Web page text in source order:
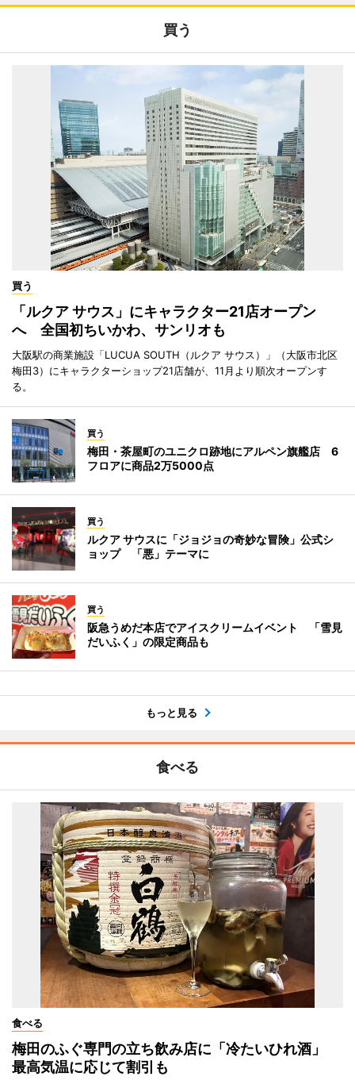
買う
買う
「ルクア サウス」にキャラクター21店オープン
へ 全国初ちいかわ、サンリオも
大阪駅の商業施設「LUCUA SOUTH（ルクア サウス）」（大阪市北区
梅田3）にキャラクターショップ21店舗が、11月より順次オープンす
る。
買う
梅田・茶屋町のユニクロ跡地にアルペン旗艦店 6
フロアに商品2万5000点
買う
ルクア サウスに「ジョジョの奇妙な冒険」公式シ
ョップ 「悪」テーマに
買う
阪急うめだ本店でアイスクリームイベント 「雪見
だいふく」の限定商品も
もっと見る
食べる
食べる
梅田のふぐ専門の立ち飲み店に「冷たいひれ酒」
最高気温に応じて割引も